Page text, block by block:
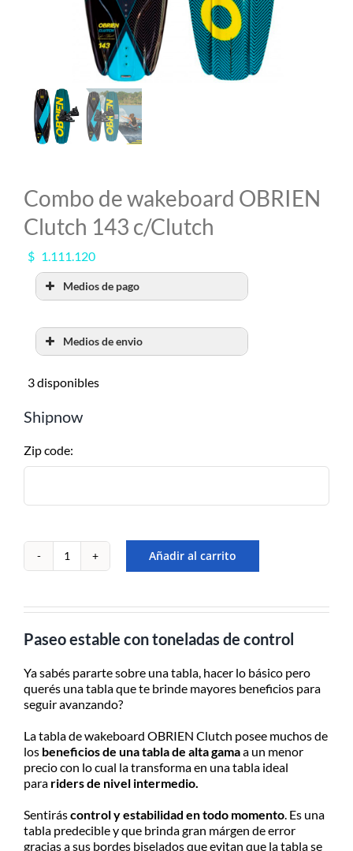
Combo de wakeboard OBRIEN
Clutch 143 c/Clutch
$ 1.111.120
Medios de pago
Medios de envio
ROOM
Retiralo en nuestro Show Room en
– de Lu/Vier de 9-17hs
EN EL DÍA – MOTO
CABA/GBA consultar costos
recargo día de lluvia, Previo
Whatsapp.
ENVÍOS A TODO EL PAÍS
postal en el producto a comprar
Despachamos dentro de las 24hs
de realizada la compra. Recibilo de
3 disponibles
Shipnow
Zip code:
Combo
OBRIEN
143
cantidad
Añadir al carrito
Paseo estable con toneladas de control
Ya sabés pararte sobre una tabla, hacer lo básico pero
querés una tabla que te brinde mayores beneficios para
seguir avanzando?
La tabla de wakeboard OBRIEN Clutch posee muchos de
los beneficios de una tabla de alta gamaa un menor
precio con lo cual la transforma en una tabla ideal
para riders de nivel intermedio.
Sentiráscontrol y estabilidad en todo momento . Es una
tabla predecible y que brinda gran márgen de error
gracias a sus bordes biselados que evitan que la tabla se